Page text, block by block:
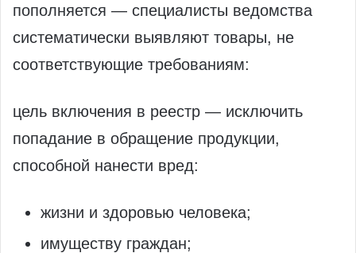
пополняется — специалисты ведомства
систематически выявляют товары, не
соответствующие требованиям:
цель включения в реестр — исключить
попадание в обращение продукции,
способной нанести вред:
жизни и здоровью человека;
имуществу граждан;